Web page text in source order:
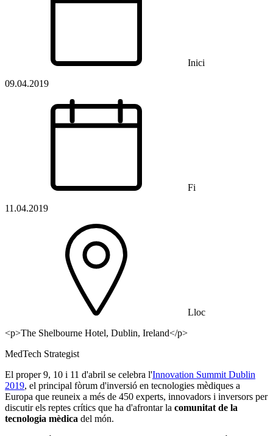
Inici
09.04.2019
Fi
11.04.2019
Lloc
<p>The Shelbourne Hotel, Dublin, Ireland</p>
MedTech Strategist
El proper 9, 10 i 11 d'abril se celebra l'Innovation Summit Dublin
2019, el principal fòrum d'inversió en tecnologies mèdiques a
Europa que reuneix a més de 450 experts, innovadors i inversors per
discutir els reptes crítics que ha d'afrontar la comunitat de la
tecnologia mèdica del món.